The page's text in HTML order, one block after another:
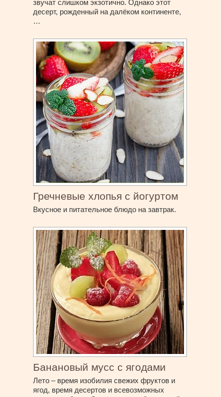
звучат слишком экзотично. Однако этот
десерт, рожденный на далёком континенте,
…
Гречневые хлопья с йогуртом
Вкусное и питательное блюдо на завтрак.
Банановый мусс с ягодами
Лето – время изобилия свежих фруктов и
ягод, время десертов и всевозможных